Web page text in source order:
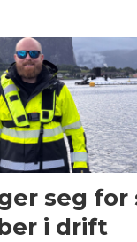
seg for
i drift